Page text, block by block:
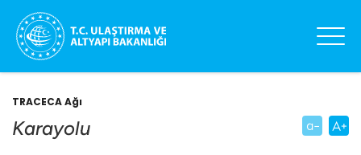
TRACECA Ağı
Karayolu